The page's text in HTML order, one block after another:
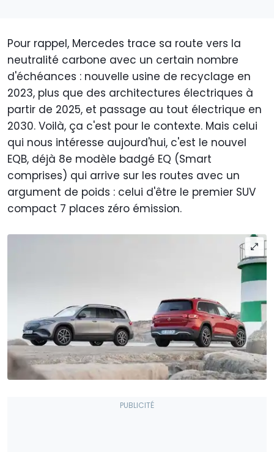
Pour rappel, Mercedes trace sa route vers la
neutralité carbone avec un certain nombre
d'échéances : nouvelle usine de recyclage en
2023, plus que des architectures électriques à
partir de 2025, et passage au tout électrique en
2030. Voilà, ça c'est pour le contexte. Mais celui
qui nous intéresse aujourd'hui, c'est le nouvel
EQB, déjà 8e modèle badgé EQ (Smart
comprises) qui arrive sur les routes avec un
argument de poids : celui d'être le premier SUV
compact 7 places zéro émission.